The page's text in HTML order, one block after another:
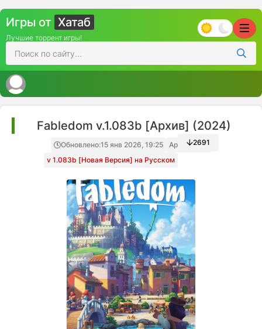
Игры от Хатаб
Лучшие торрент игры!
Fabledom v.1.083b [Архив] (2024)
Обновлено:15 янв 2026, 19:25
Архив игры
v 1.083b [Новая Версия] на Русском
2691